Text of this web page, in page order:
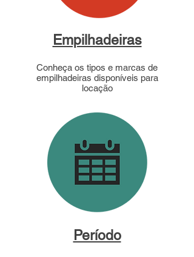
Empilhadeiras
Conheça os tipos e marcas de
empilhadeiras disponíveis para
locação
Período